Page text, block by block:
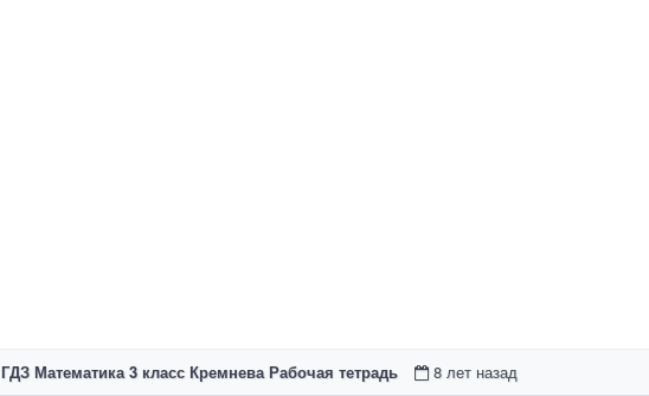
ГДЗ Математика 3 класс Кремнева Рабочая тетрадь 8 лет назад